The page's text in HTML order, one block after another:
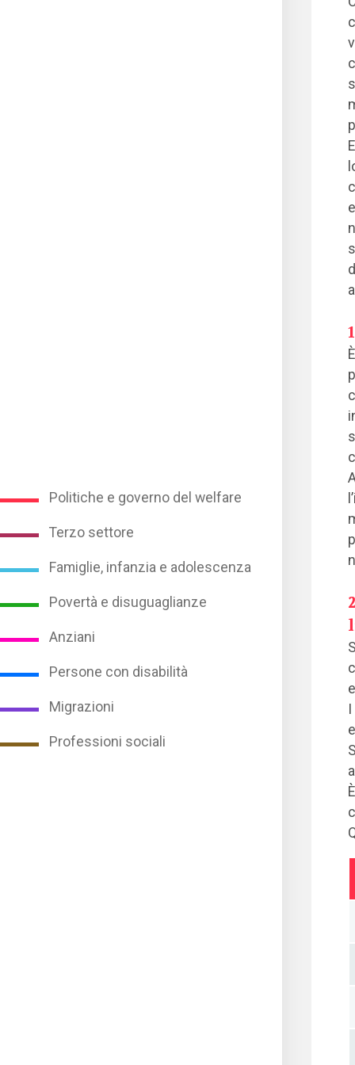
Politiche e governo del welfare
Terzo settore
Famiglie, infanzia e adolescenza
Povertà e disuguaglianze
Anziani
Persone con disabilità
Migrazioni
Professioni sociali